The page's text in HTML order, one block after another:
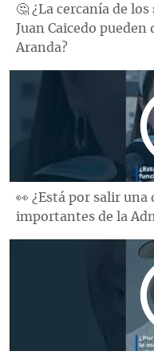
🤔 ¿La cercanía de
Juan Caicedo
Aranda?
👀 ¿Está por salir
importantes de la